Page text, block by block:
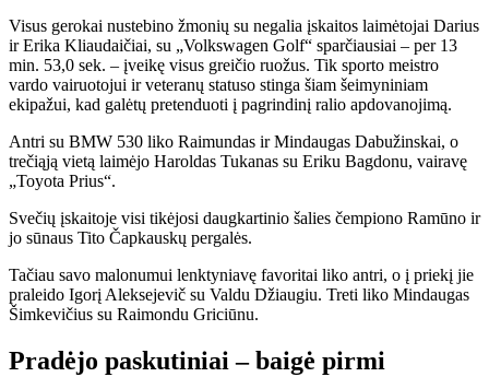
Visus gerokai nustebino žmonių su negalia įskaitos laimėtojai Darius
ir Erika Kliaudaičiai, su „Volkswagen Golf“ sparčiausiai – per 13
min. 53,0 sek. – įveikę visus greičio ruožus. Tik sporto meistro
vardo vairuotojui ir veteranų statuso stinga šiam šeimyniniam
ekipažui, kad galėtų pretenduoti į pagrindinį ralio apdovanojimą.
Antri su BMW 530 liko Raimundas ir Mindaugas Dabužinskai, o
trečiąją vietą laimėjo Haroldas Tukanas su Eriku Bagdonu, vairavę
„Toyota Prius“.
Svečių įskaitoje visi tikėjosi daugkartinio šalies čempiono Ramūno ir
jo sūnaus Tito Čapkauskų pergalės.
Tačiau savo malonumui lenktyniavę favoritai liko antri, o į priekį jie
praleido Igorį Aleksejevič su Valdu Džiaugiu. Treti liko Mindaugas
Šimkevičius su Raimondu Griciūnu.
Pradėjo paskutiniai – baigė pirmi